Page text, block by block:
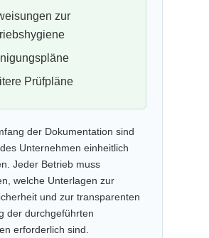
zur
Prüfpläne
der Dokumentation sind
Unternehmen einheitlich
Jeder Betrieb muss
welche Unterlagen zur
und zur transparenten
der durchgeführten
erforderlich sind.